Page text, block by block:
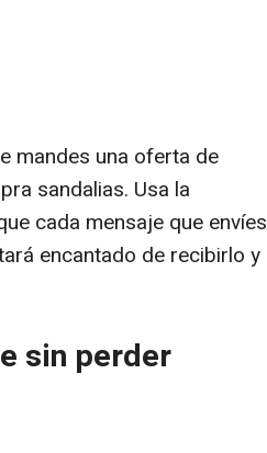
mandes una oferta de
sandalias. Usa la
cada mensaje que envíes
encantado de recibirlo y
sin perder